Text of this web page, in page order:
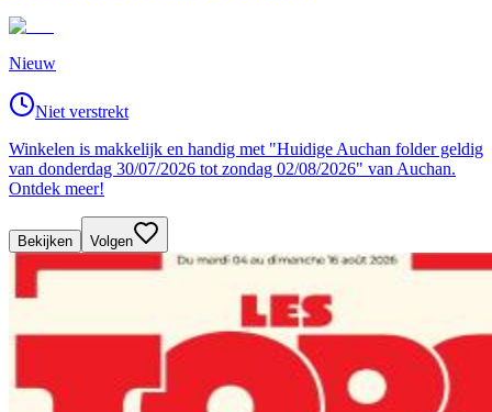
Nieuw
Niet verstrekt
Winkelen is makkelijk en handig met "Huidige Auchan folder geldig
van donderdag 30/07/2026 tot zondag 02/08/2026" van Auchan.
Ontdek meer!
Bekijken Volgen